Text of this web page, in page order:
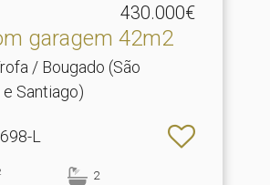
430.000€
garagem 42m2
/ Bougado (São
Santiago)
L
2